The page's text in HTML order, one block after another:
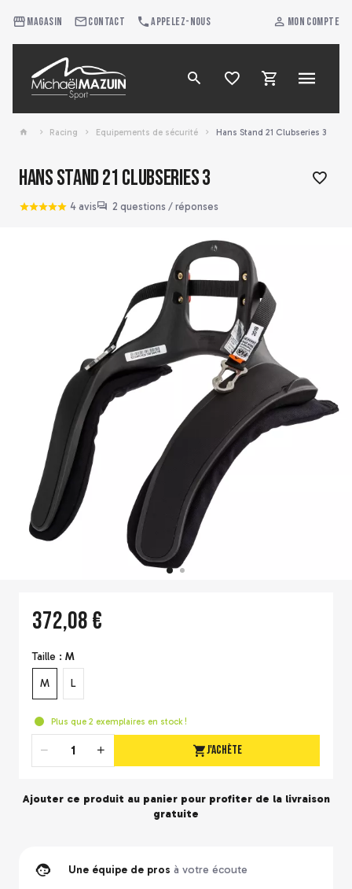
Magasin Contact Appelez-nous Mon compte
Racing Equipements de sécurité Hans Stand 21 Clubseries 3
Hans Stand 21 Clubseries 3
4 avis 2 questions / réponses
372,08 €
Taille : M
M
L
Plus que 2 exemplaires en stock !
Quantité J'achète
Ajouter ce produit au panier pour profiter de la livraison
gratuite
Une équipe de pros à votre écoute